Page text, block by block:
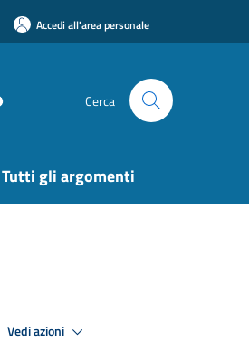
Accedi all'area personale
Cerca
Tutti gli argomenti
Vedi azioni